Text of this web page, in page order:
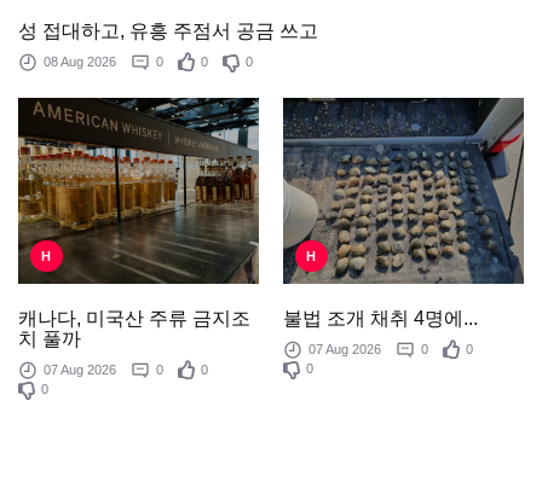
성 접대하고, 유흥 주점서 공금 쓰고
08 Aug 2026 0 0 0
H
캐나다, 미국산 주류 금지조
치 풀까
07 Aug 2026 0
0
0
H
불법 조개 채취 4명에...
07 Aug 2026 0
0
0